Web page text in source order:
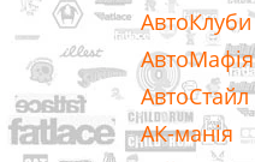
АвтоКлуби
АвтоМафія
АвтоСтайл
АК-манія